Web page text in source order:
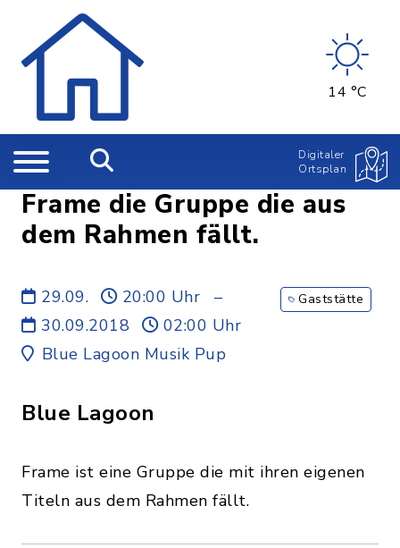
14 °C
Digitaler
Ortsplan
Frame die Gruppe die aus
dem Rahmen fällt.
29.09. 20:00 Uhr
–
30.09.2018
02:00 Uhr
Blue Lagoon Musik Pup
Gaststätte
Blue Lagoon
Frame ist eine Gruppe die mit ihren eigenen
Titeln aus dem Rahmen fällt.